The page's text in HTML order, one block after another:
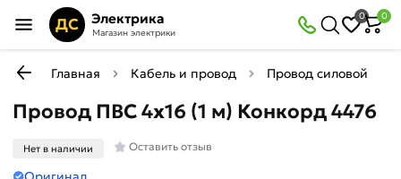
ДС Электрика
Магазин электрики
0 0
Главная Кабель и провод Провод силовой
Провод ПВС 4х16 (1 м) Конкорд 4476
Нет в наличии Оставить отзыв